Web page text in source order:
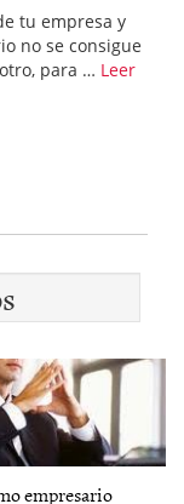
tu empresa y
no se consigue
para … Leer
empresario